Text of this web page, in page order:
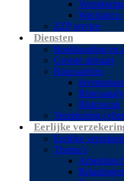
Wat kunt u
ZZP service
Diensten
Boekhouding en
Groene uitvaart
Risicoadvies
Risicoscan
Verzekering
Eerlijke
Eerlijke
Thema’s
Belastingen